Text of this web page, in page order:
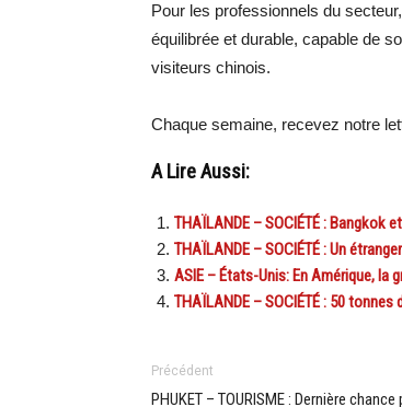
Pour les professionnels du
équilibrée et durable, capable de
visiteurs chinois.
Chaque semaine, recevez notre
A Lire Aussi:
THAÏLANDE – SOCIÉTÉ : Bangkok
THAÏLANDE – SOCIÉTÉ : Un
ASIE – États-Unis: En Amérique, la
THAÏLANDE – SOCIÉTÉ : 50
Précédent
PHUKET – TOURISME : Dernière